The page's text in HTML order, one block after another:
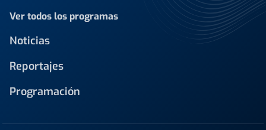
Ver todos los programas
Noticias
Reportajes
Programación